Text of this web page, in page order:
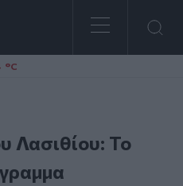
°C
Λασιθίου: Το